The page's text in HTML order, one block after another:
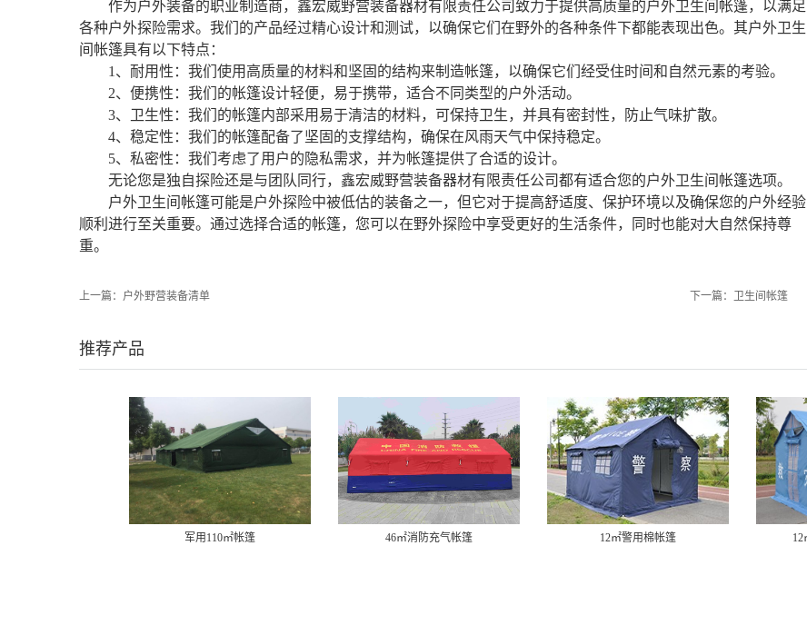
作为户外装备的职业制造商，鑫宏威野营装备器材有限责任公司致力于提供高质量的户外卫生间帐篷，以满足
各种户外探险需求。我们的产品经过精心设计和测试，以确保它们在野外的各种条件下都能表现出色。其户外卫生
间帐篷具有以下特点：
1、耐用性：我们使用高质量的材料和坚固的结构来制造帐篷，以确保它们经受住时间和自然元素的考验。
2、便携性：我们的帐篷设计轻便，易于携带，适合不同类型的户外活动。
3、卫生性：我们的帐篷内部采用易于清洁的材料，可保持卫生，并具有密封性，防止气味扩散。
4、稳定性：我们的帐篷配备了坚固的支撑结构，确保在风雨天气中保持稳定。
5、私密性：我们考虑了用户的隐私需求，并为帐篷提供了合适的设计。
无论您是独自探险还是与团队同行，鑫宏威野营装备器材有限责任公司都有适合您的户外卫生间帐篷选项。
户外卫生间帐篷可能是户外探险中被低估的装备之一，但它对于提高舒适度、保护环境以及确保您的户外经验
顺利进行至关重要。通过选择合适的帐篷，您可以在野外探险中享受更好的生活条件，同时也能对大自然保持尊
重。
上一篇： 户外野营装备清单 下一篇： 卫生间帐篷
推荐产品
46㎡消防充气帐篷 12㎡警用棉帐篷 12㎡单帐篷（铝合金）